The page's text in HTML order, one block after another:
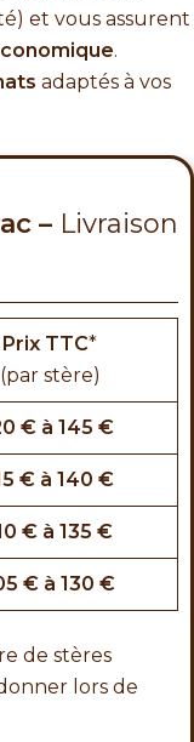
et vous assurent
.
adaptés à vos
– Livraison
Prix TTC*
(par stère)
€ à 145 €
€ à 140 €
€ à 135 €
€ à 130 €
de stères
lors de